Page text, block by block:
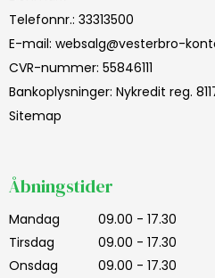
Telefonnr.: 33313500
E-mail: websalg@vesterbro-
CVR-nummer: 55846111
Bankoplysninger: Nykredit reg.
Sitemap
Åbningstider
Mandag
09.00 - 17.30
Tirsdag
09.00 - 17.30
Onsdag
09.00 - 17.30